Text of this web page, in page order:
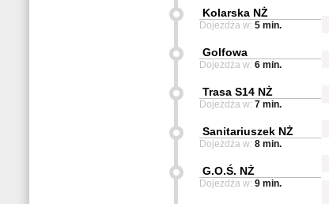
Kolarska NŻ
Dojeżdża w: 5 min.
Golfowa
Dojeżdża w: 6 min.
Trasa S14 NŻ
Dojeżdża w: 7 min.
Sanitariuszek NŻ
Dojeżdża w: 8 min.
G.O.Ś. NŻ
Dojeżdża w: 9 min.